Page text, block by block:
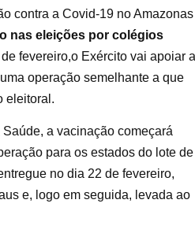
contra a Covid-19 no Amazonas
nas eleições por colégios
fevereiro,o Exército vai apoiar a
operação semelhante a que
eleitoral.
a vacinação começará
para os estados do lote de
no dia 22 de fevereiro,
e, logo em seguida, levada ao